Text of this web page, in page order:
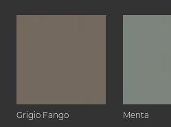
Grigio Fango Menta